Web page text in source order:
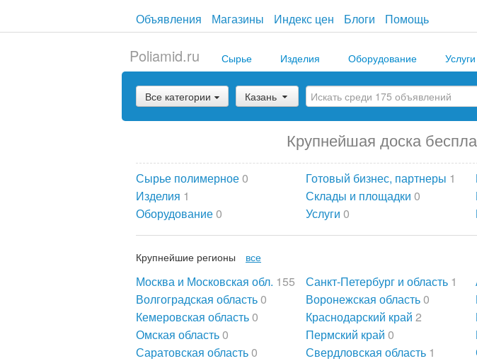
Объявления Магазины Индекс цен Блоги Помощь
Poliamid.ru Сырье Изделия Оборудование Услуги
Все категории Казань
Крупнейшая доска
Сырье полимерное0 Готовый бизнес, партнеры 1
Изделия 1 Склады и площадки 0
Оборудование0 Услуги 0
Крупнейшие регионы все
Москва и Московская обл. 155 Санкт-Петербург и область 1
Волгоградская область0 Воронежская область0
Кемеровская область0 Краснодарский край 2
Омская область0 Пермский край 0
Саратовская область0 Свердловская область 1